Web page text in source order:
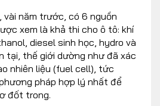
vài năm trước, có 6 nguồn
xem là khả thi cho ô tô: khí
diesel sinh học, hydro và
tại, thế giới dường như đã xác
nhiên liệu (fuel cell), tức
pháp hợp lý nhất để
đốt trong.